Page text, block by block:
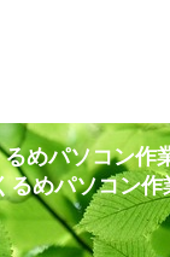
るめパソコ
コン作